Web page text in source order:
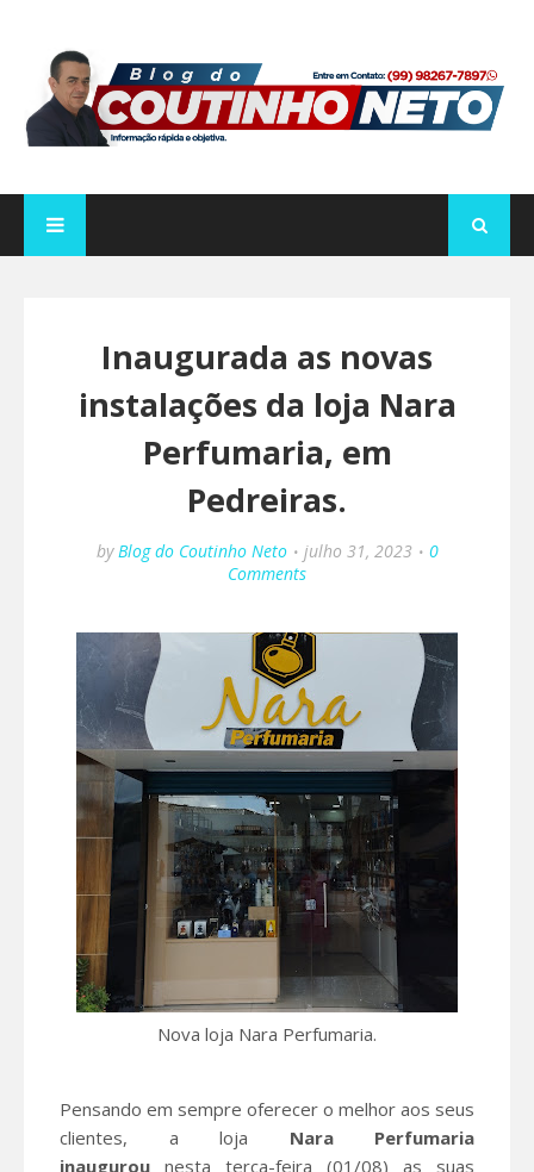
Inaugurada as novas
instalações da loja Nara
Perfumaria, em
Pedreiras.
by Blog do Coutinho Neto julho 31, 2023
0
Comments
Nova loja Nara Perfumaria.
Pensando em sempre oferecer o melhor aos seus
clientes, a loja Nara Perfumaria
inaugurou nesta terça-feira (01/08) as suas